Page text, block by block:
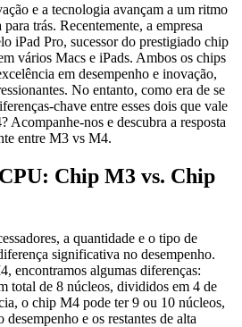
e a tecnologia avançam a um ritmo
trás. Recentemente, a empresa
iPad Pro, sucessor do prestigiado chip
vários Macs e iPads. Ambos os chips
em desempenho e inovação,
No entanto, como era de se
chave entre esses dois que vale
Acompanhe-nos e descubra a resposta
entre M3 vs M4.
Chip M3 vs. Chip
a quantidade e o tipo de
significativa no desempenho.
encontramos algumas diferenças:
total de 8 núcleos, divididos em 4 de
o chip M4 pode ter 9 ou 10 núcleos,
e os restantes de alta